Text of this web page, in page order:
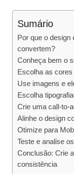
Sumário
Por que o design
convertem?
Conheça bem o
Escolha as
Use imagens e
Escolha
Crie uma call-to-
Alinhe o design
Otimize para
Teste e analise
Conclusão: Crie
consistência